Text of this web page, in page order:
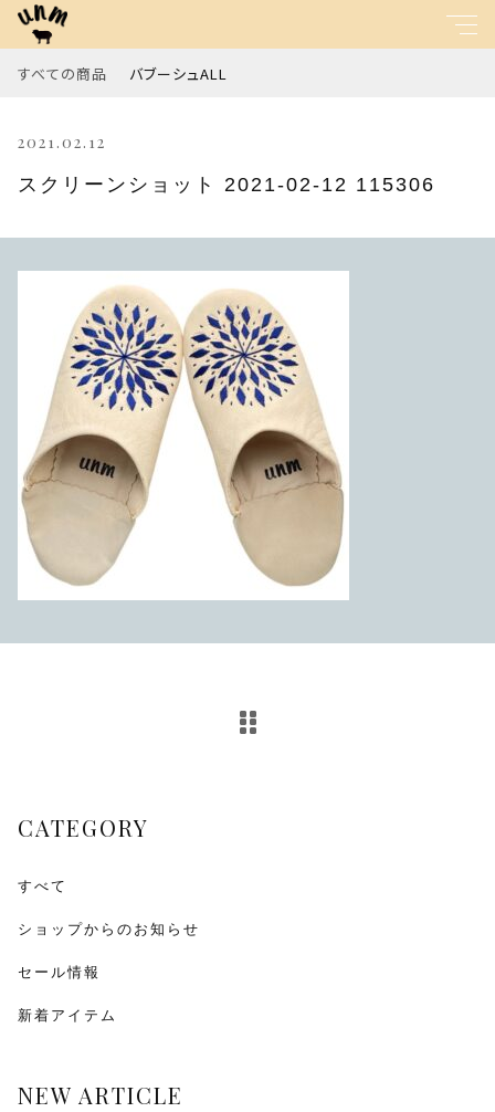
すべての商品 バブーシュALL
2021.02.12
スクリーンショット 2021-02-12 115306
CATEGORY
すべて
ショップからのお知らせ
セール情報
新着アイテム
NEW ARTICLE
親カテゴリ
子カテゴリ
価格帯
～
並び順
その他